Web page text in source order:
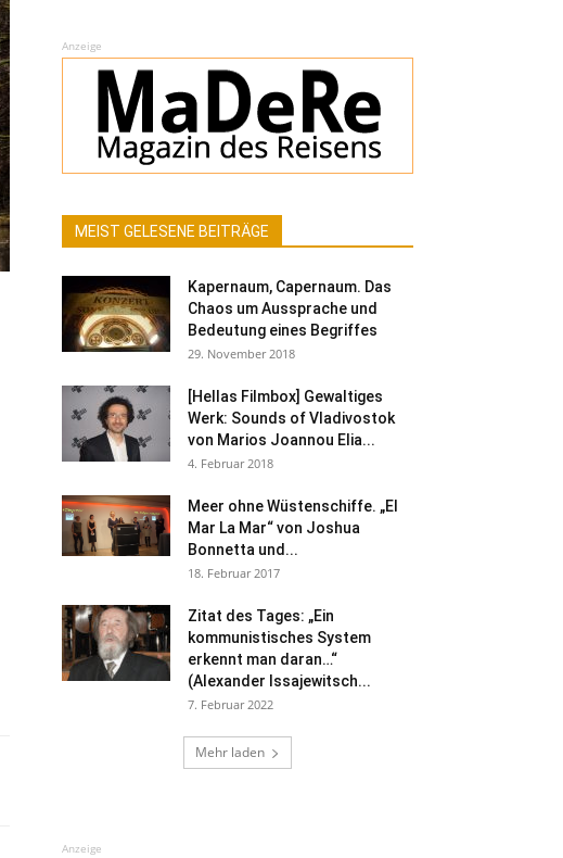
Anzeige
MEIST GELESENE BEITRÄGE
Kapernaum, Capernaum. Das
Chaos um Aussprache und
Bedeutung eines Begriffes
29. November 2018
[Hellas Filmbox] Gewaltiges
Werk: Sounds of Vladivostok
von Marios Joannou Elia...
4. Februar 2018
Meer ohne Wüstenschiffe. „El
Mar La Mar“ von Joshua
Bonnetta und...
18. Februar 2017
Zitat des Tages: „Ein
kommunistisches System
erkennt man daran…“
(Alexander Issajewitsch...
7. Februar 2022
Mehr laden
Anzeige